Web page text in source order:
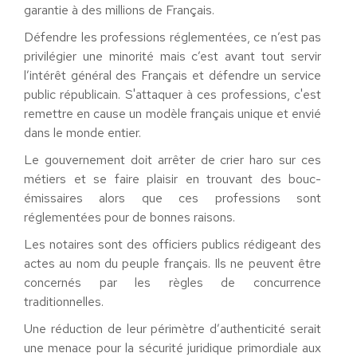
garantie à des millions de Français.
Défendre les professions réglementées, ce n’est pas
privilégier une minorité mais c’est avant tout servir
l’intérêt général des Français et défendre un service
public républicain. S'attaquer à ces professions, c'est
remettre en cause un modèle français unique et envié
dans le monde entier.
Le gouvernement doit arrêter de crier haro sur ces
métiers et se faire plaisir en trouvant des bouc-
émissaires alors que ces professions sont
réglementées pour de bonnes raisons.
Les notaires sont des officiers publics rédigeant des
actes au nom du peuple français. Ils ne peuvent être
concernés par les règles de concurrence
traditionnelles.
Une réduction de leur périmètre d’authenticité serait
une menace pour la sécurité juridique primordiale aux